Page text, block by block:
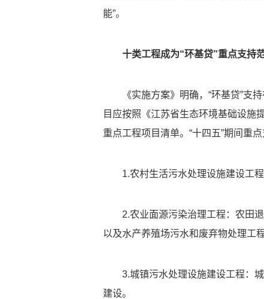
能”。
十类工程成为“环基贷”重点支持
《实施方案》明确，“环基贷”支
目应按照《江苏省生态环境基础设施
重点工程项目清单。“十四五”期间重点
1.农村生活污水处理设施建设工程
2.农业面源污染治理工程：农田
以及水产养殖场污水和废弃物处理工程
3.城镇污水处理设施建设工程：
建设。